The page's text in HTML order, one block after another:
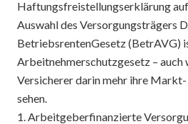
Haftungsfreistellungserklärung
Auswahl des Versorgungsträgers
BetriebsrentenGesetz (BetrAVG)
Arbeitnehmerschutzgesetz – auch
Versicherer darin mehr ihre Markt-
sehen.
1. Arbeitgeberfinanzierte